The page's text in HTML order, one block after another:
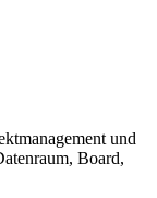
und
Board,